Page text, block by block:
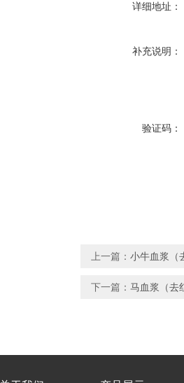
详细地址：
补充说明：
验证码：
上一篇： 小牛血浆（
下一篇： 马血浆（去